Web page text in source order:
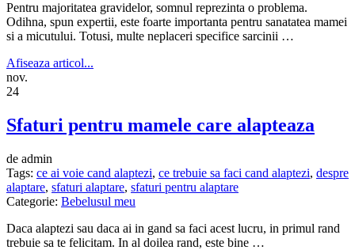
Pentru majoritatea gravidelor, somnul reprezinta o problema.
Odihna, spun expertii, este foarte importanta pentru sanatatea mamei
si a micutului. Totusi, multe neplaceri specifice sarcinii …
Afiseaza articol...
nov.
24
Sfaturi pentru mamele care alapteaza
de admin
Tags: ce ai voie cand alaptezi, ce trebuie sa faci cand alaptezi, despre
alaptare, sfaturi alaptare, sfaturi pentru alaptare
Categorie: Bebelusul meu
Daca alaptezi sau daca ai in gand sa faci acest lucru, in primul rand
trebuie sa te felicitam. In al doilea rand, este bine …